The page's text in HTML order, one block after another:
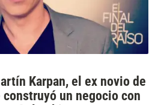
Karpan, el ex novio de
un negocio con